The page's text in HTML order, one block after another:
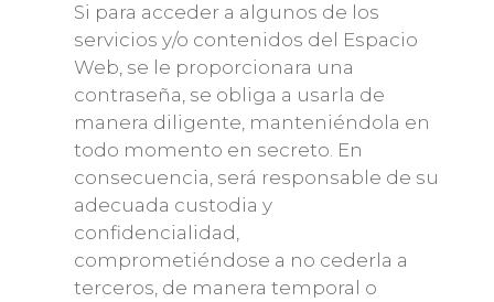
Si para acceder a algunos de los
servicios y/o contenidos del Espacio
Web, se le proporcionara una
contraseña, se obliga a usarla de
manera diligente, manteniéndola en
todo momento en secreto. En
consecuencia, será responsable de su
adecuada custodia y
confidencialidad,
comprometiéndose a no cederla a
terceros, de manera temporal o